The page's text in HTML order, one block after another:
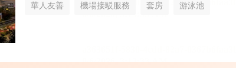
華人友善 機場接駁服務 套房 游泳池